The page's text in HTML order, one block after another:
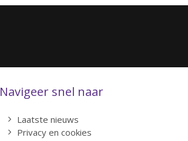
Navigeer snel naar
Laatste nieuws
Privacy en cookies